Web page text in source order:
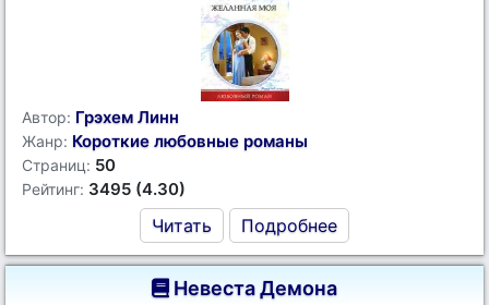
Автор: Грэхем Линн
Жанр: Короткие любовные романы
Страниц: 50
Рейтинг: 3495 (4.30)
Читать Подробнее
Невеста Демона